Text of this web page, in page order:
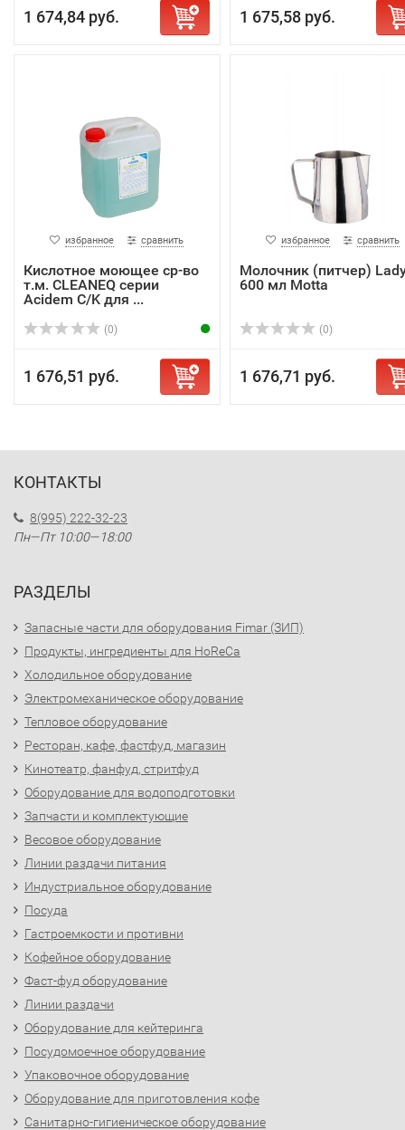
1 674,84 руб. 1 675,58 руб.
избранное сравнить
Кислотное моющее ср-во
т.м. CLEANEQ серии
Acidem C/K для ...
(0)
1 676,51 руб.
избранное сравнить
Молочник (питчер)
600 мл Motta
(0)
1 676,71 руб.
КОНТАКТЫ
8(995) 222-32-23
Пн—Пт 10:00—18:00
РАЗДЕЛЫ
Запасные части для оборудования Fimar (ЗИП)
Продукты, ингредиенты для HoReCa
Холодильное оборудование
Электромеханическое оборудование
Тепловое оборудование
Ресторан, кафе, фастфуд, магазин
Кинотеатр, фанфуд, стритфуд
Оборудование для водоподготовки
Запчасти и комплектующие
Весовое оборудование
Линии раздачи питания
Индустриальное оборудование
Посуда
Гастроемкости и противни
Кофейное оборудование
Фаст-фуд оборудование
Линии раздачи
Оборудование для кейтеринга
Посудомоечное оборудование
Упаковочное оборудование
Оборудование для приготовления кофе
Санитарно-гигиеническое оборудование